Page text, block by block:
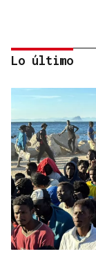
ANULADA A
Nuevo
del autobús
Lo último